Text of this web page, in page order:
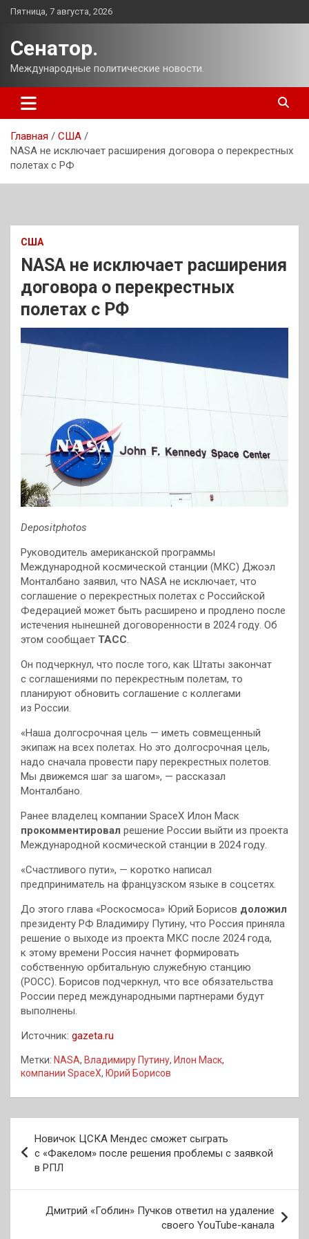
Перейти
Пятница, 7 августа, 2026
Сенатор.
Международные политические новости.
Главная
США
NASA не исключает расширения договора о перекрестных
полетах с РФ
США
NASA не исключает расширения
договора о перекрестных
полетах с РФ
Depositphotos
Руководитель американской программы
Международной космической станции (МКС) Джоэл
Монталбано заявил, что NASA не исключает, что
соглашение о перекрестных полетах с Российской
Федерацией может быть расширено и продлено после
истечения нынешней договоренности в 2024 году. Об
этом сообщает ТАСС.
Он подчеркнул, что после того, как Штаты закончат
с соглашениями по перекрестным полетам, то
планируют обновить соглашение с коллегами
из России.
«Наша долгосрочная цель — иметь совмещенный
экипаж на всех полетах. Но это долгосрочная цель,
надо сначала провести пару перекрестных полетов.
Мы движемся шаг за шагом», — рассказал
Монталбано.
Ранее владелец компании SpaceX Илон Маск
прокомментировал решение России выйти из проекта
Международной космической станции в 2024 году.
«Счастливого пути», — коротко написал
предприниматель на французском языке в соцсетях.
До этого глава «Роскосмоса» Юрий Борисов доложил
президенту РФ Владимиру Путину, что Россия приняла
решение о выходе из проекта МКС после 2024 года,
к этому времени Россия начнет формировать
собственную орбитальную служебную станцию
(РОСС). Борисов подчеркнул, что все обязательства
России перед международными партнерами будут
выполнены.
Источник: gazeta.ru
Метки: NASA, Владимиру Путину, Илон Маск,
компании SpaceX, Юрий Борисов
по
записям
Новичок ЦСКА Мендес сможет сыграть
с «Факелом» после решения проблемы с заявкой
в РПЛ
Дмитрий «Гоблин» Пучков ответил на удаление
своего YouTube-канала